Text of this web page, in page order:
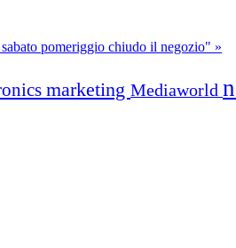
pomeriggio chiudo il negozio" »
marketing Mediaworld